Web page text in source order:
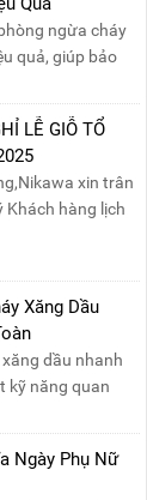
ngừa cháy
quả, giúp bảo
cháy nổ phòng thí
LỄ GIỖ TỔ
xin trân
Khách hàng lịch
Giỗ Tổ Hùng
công ơn dựng
Xăng Dầu
dầu nhanh
kỹ năng quan
rộng và gây thiệt
được xử lý kịp
phương pháp
Ngày Phụ Nữ